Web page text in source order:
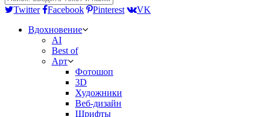
Twitter Facebook Pinterest
VK
Вдохновение
AI
Best of
Арт
Фотошоп
3D
Художники
Веб-дизайн
Шрифты